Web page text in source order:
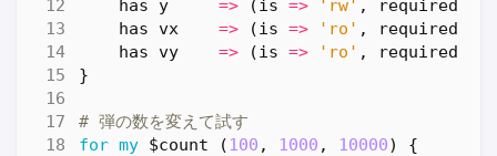
has
y => (is => 'rw' , required
has vx => (is => 'ro' , required
has vy => (is => 'ro' , required
}
# 弾の数を変えて試す
for my $count ( 100 , 1000 , 10000)
{